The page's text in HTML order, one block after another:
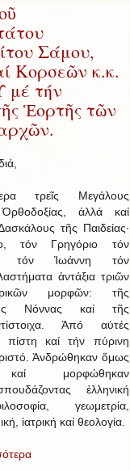
Σάμου,
Κορσεῶν κ.κ.
τήν
Ἑορτῆς τῶν
τρεῖς Μεγάλους
ἀλλά καί
τῆς Παιδείας·
τόν Γρηγόριο τόν
τόν Ἰωάννη τόν
ἀντάξια τριῶν
μορφῶν: τῆς
Νόννας καί τῆς
Ἀπό αὐτές
πίστη καί τήν πύρινη
Ἀνδρώθηκαν ὅμως
καί μορφώθηκαν
ἑλληνική
γεωμετρία,
ἰατρική καί θεολογία.